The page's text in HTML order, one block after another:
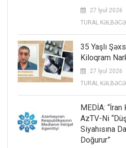
27 İyul 2026
TURAL
35 Yaşlı
Kiloqram
27 İyul 2026
TURAL
MEDİA:
AzTV-Ni
Siyahısına
Doğurur”